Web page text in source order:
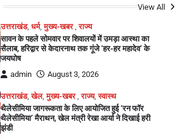
View All
उत्तराखंड,धर्म,मुख्य-खबर ,राज्य
सावन के पहले सोमवार पर शिवालयों में उमड़ा आस्था का
सैलाब, हरिद्वार से केदारनाथ तक गूंजे ‘हर-हर महादेव’ के
जयघोष
admin
August 3, 2026
उत्तराखंड,खेल,मुख्य-खबर ,राज्य,स्वास्थ
थैलेसीमिया जागरूकता के लिए आयोजित हुई ‘रन फॉर
थैलेसीमिया’ मैराथन, खेल मंत्री रेखा आर्या ने दिखाई हरी
झंडी